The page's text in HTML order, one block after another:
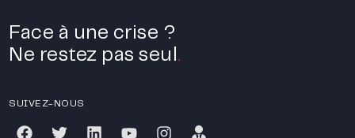
Face à une crise ?
Ne restez pas seul .
SUIVEZ-NOUS